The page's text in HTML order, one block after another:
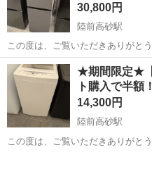
30,800円
陸前高砂駅
この度は、ご覧いただきありがとうございます。
宮城 仙台市 陸前高砂駅
★期間限定★【
ト購入で半
14,300円
陸前高砂駅
この度は、ご覧いただきありがとうございます。